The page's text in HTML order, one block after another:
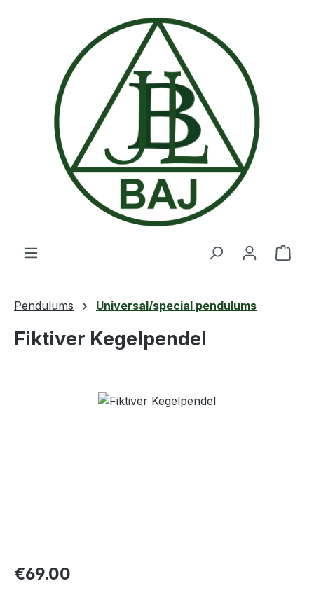
Pendulums Universal/special pendulums
Fiktiver Kegelpendel
Skip image gallery
Regular price:
€69.00